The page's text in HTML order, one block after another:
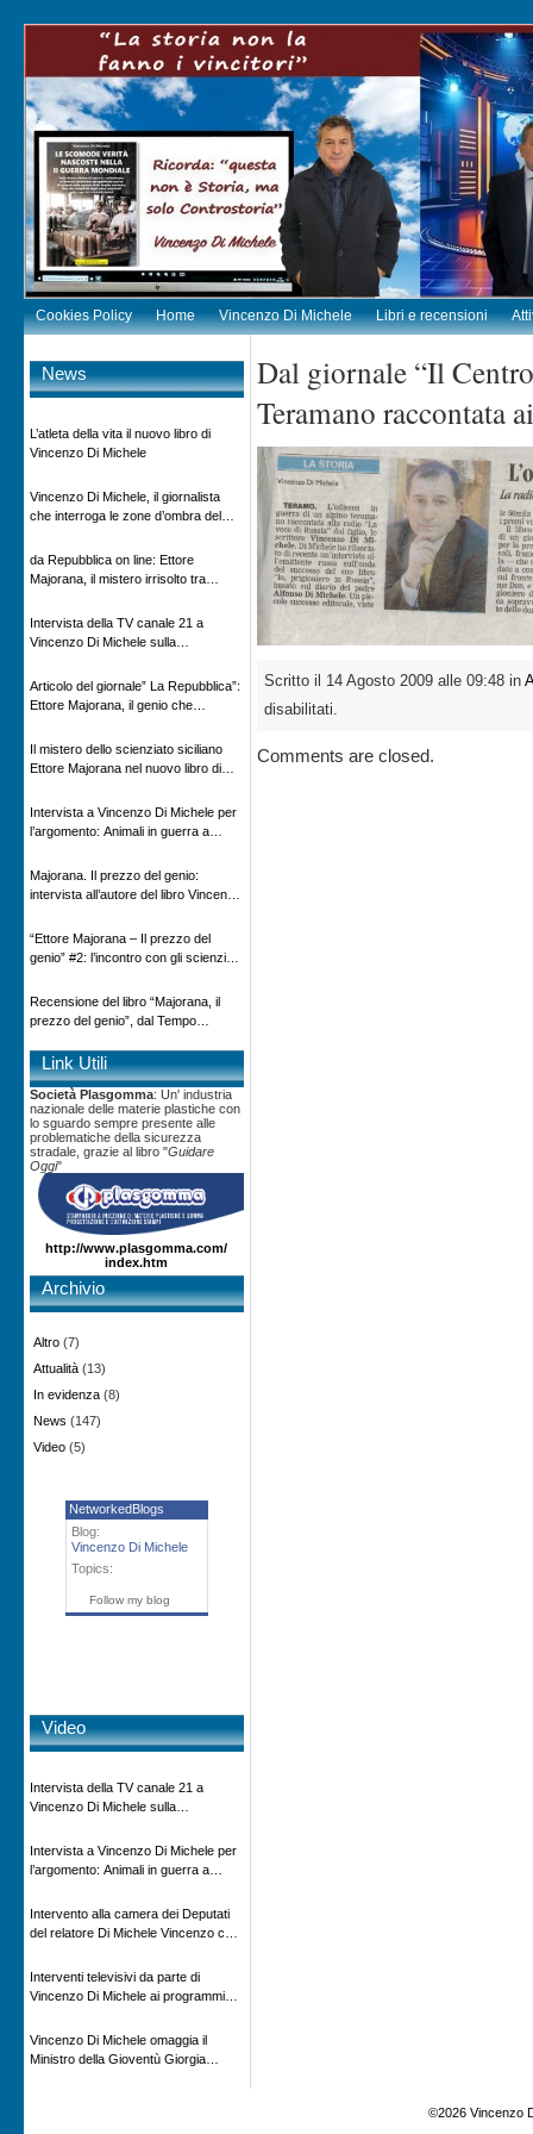
Cookies Policy Home Vincenzo Di Michele Libri e recensioni
News
L’atleta della vita il nuovo libro di
Vincenzo Di Michele
Vincenzo Di Michele, il giornalista
che interroga le zone d’ombra del
da Repubblica on line: Ettore
Majorana, il mistero irrisolto tra
Intervista della TV canale 21 a
Vincenzo Di Michele sulla
Articolo del giornale” La Repubblica”:
Ettore Majorana, il genio che
Il mistero dello scienziato siciliano
Ettore Majorana nel nuovo libro di
Adnkronos
Intervista a Vincenzo Di Michele per
l’argomento: Animali in guerra a
in onda su Espansione TV
Majorana. Il prezzo del genio:
intervista all’autore del libro Vincenzo
“Ettore Majorana ‒ Il prezzo del
genio” #2: l’incontro con gli scienziati
Recensione del libro “Majorana, il
prezzo del genio”, dal Tempo
Link Utili
Società Plasgomma: Un' industria
nazionale delle materie plastiche con
lo sguardo sempre presente alle
problematiche della sicurezza
stradale, grazie al libro "Guidare
Oggi"
http://www.plasgomma.com/
index.htm
Archivio
Altro (7)
Attualità (13)
In evidenza (8)
News (147)
Video (5)
NetworkedBlogs
Blog:
Vincenzo Di Michele
Topics:
Follow my blog
Video
Intervista della TV canale 21 a
Vincenzo Di Michele sulla
Intervista a Vincenzo Di Michele per
l’argomento: Animali in guerra a
in onda su Espansione TV
Intervento alla camera dei Deputati
del relatore Di Michele Vincenzo con
impatto ambientale e problematiche
sui veicoli storici e trattori d’epoca
Interventi televisivi da parte di
Vincenzo Di Michele ai programmi
rivisitazione della storia
Vincenzo Di Michele omaggia il
Ministro della Gioventù Giorgia
Dal giornale “Il
Teramano raccontata
Scritto il 14 Agosto 2009 alle 09:48 in
disabilitati.
Comments are closed.
©2026 Vincenzo